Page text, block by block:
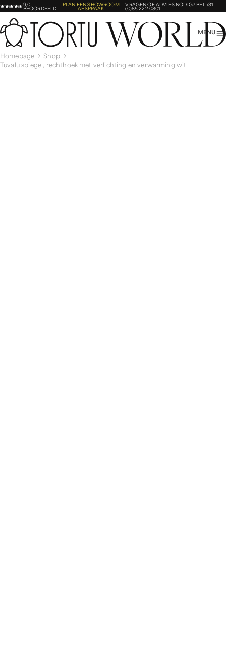
9,0
BEOORDEELD
PLAN EEN SHOWROOM
AFSPRAAK
VRAGEN OF ADVIES NODIG? BEL +31
(0)85 222 0801
MENU
Homepage
Shop
Tuvalu spiegel, rechthoek met verlichting en verwarming wit